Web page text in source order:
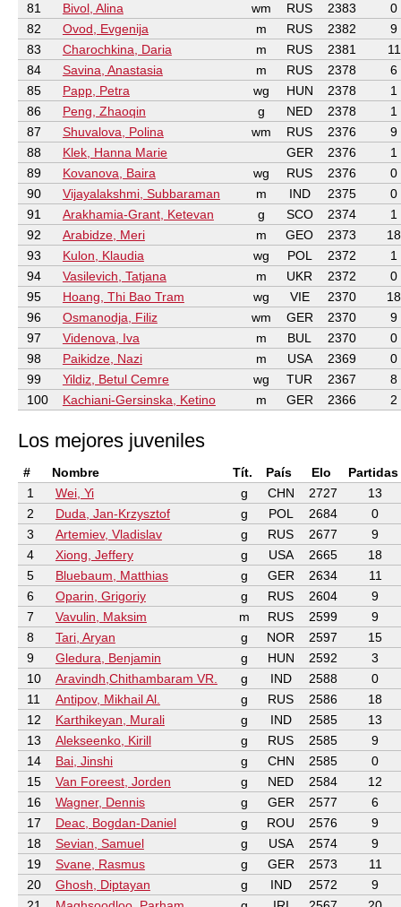
81
Bivol, Alina wm RUS 2383
0
82
Ovod, Evgenija m RUS 2382
9
83
Charochkina, Daria m RUS 2381
11
84
Savina, Anastasia m RUS 2378
6
85
Papp, Petra wg HUN 2378
1
86
Peng, Zhaoqin g NED 2378
1
87
Shuvalova, Polina wm RUS 2376
9
88
Klek, Hanna Marie GER 2376
1
89
Kovanova, Baira wg RUS 2376
0
90
Vijayalakshmi, Subbaraman m IND 2375
0
91
Arakhamia-Grant, Ketevan g SCO 2374
1
92
Arabidze, Meri m GEO 2373
18
93
Kulon, Klaudia wg POL 2372
1
94
Vasilevich, Tatjana m UKR 2372
0
95
Hoang, Thi Bao Tram wg VIE 2370
18
96
Osmanodja, Filiz wm GER 2370
9
97
Videnova, Iva m BUL 2370
0
98
Paikidze, Nazi m USA 2369
0
99
Yildiz, Betul Cemre wg TUR 2367
8
100
Kachiani-Gersinska, Ketino m GER 2366 2
Los mejores juveniles
# Nombre Tít. País Elo
Partidas
1
Wei, Yi g CHN 2727
13
2
Duda, Jan-Krzysztof g POL 2684
0
3
Artemiev, Vladislav g RUS 2677
9
4
Xiong, Jeffery g USA 2665
18
5
Bluebaum, Matthias g GER 2634
11
6
Oparin, Grigoriy g RUS 2604
9
7
Vavulin, Maksim m RUS 2599
9
8
Tari, Aryan g NOR 2597
15
9
Gledura, Benjamin g HUN 2592
3
10
Aravindh,Chithambaram VR. g IND 2588
0
11
Antipov, Mikhail Al. g RUS 2586
18
12
Karthikeyan, Murali g IND 2585
13
13
Alekseenko, Kirill g RUS 2585
9
14
Bai, Jinshi g CHN 2585
0
15
Van Foreest, Jorden g NED 2584
12
16
Wagner, Dennis g GER 2577
6
17
Deac, Bogdan-Daniel g ROU 2576
9
18
Sevian, Samuel g USA 2574
9
19
Svane, Rasmus g GER 2573
11
20
Ghosh, Diptayan g IND 2572
9